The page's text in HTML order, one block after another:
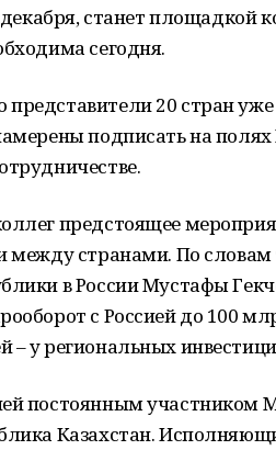
станет площадкой
сегодня.
представители 20 стран
подписать на
предстоящее
между странами. По словам
в России Мустафы
с Россией до 100
– у региональных
постоянным участником
Казахстан.